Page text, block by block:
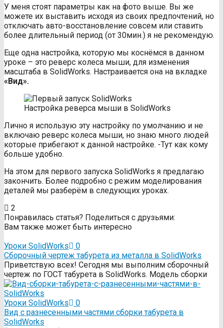
У меня стоят параметры как на фото выше. Вы же
можете их выставить исходя из своих предпочтений, но
отключать авто-восстановление совсем или ставить
более длительный период (от 30мин.) я не рекомендую.
Еще одна настройка, которую мы коснёмся в данном
уроке – это реверс колеса мыши, для изменения
масштаба в SolidWorks. Настраивается она на вкладке
«Вид».
Настройка реверса мыши в SolidWorks
Лично я использую эту настройку по умолчанию и не
включаю реверс колеса мыши, но знаю много людей
которые прибегают к данной настройке. -Тут как кому
больше удобно.
На этом для первого запуска SolidWorks я предлагаю
закончить. Более подробно с режим моделирования
деталей мы разберём в следующих уроках.
2
Понравилась статья? Поделиться с друзьями:
Вам также может быть интересно
Уроки SolidWorks
0
Сборочный чертеж табурета из металла в SolidWorks
Приветствую всех! Сегодня мы выполним сборочный
чертеж по ГОСТ табурета в SolidWorks. Модель сборки
Уроки SolidWorks
0
Вид с разнесенными частями сборки табурета в
SolidWorks